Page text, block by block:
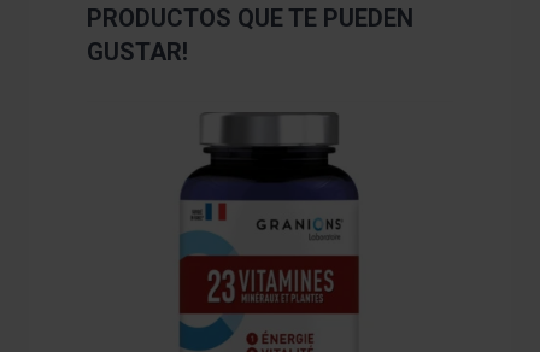
PRODUCTOS QUE TE PUEDEN
GUSTAR!
Navigating through the elements of the carousel is
Press to skip carousel
Press to go to carousel navigation